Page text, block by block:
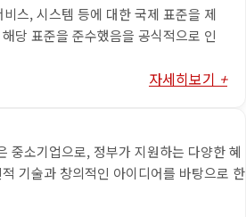
스, 시스템 등에 대한 국제 표준을 제
당 표준을 준수했음을 공식적으로 인
자세히보기 +
중소기업으로, 정부가 지원하는 다양한 혜
기술과 창의적인 아이디어를 바탕으로 한